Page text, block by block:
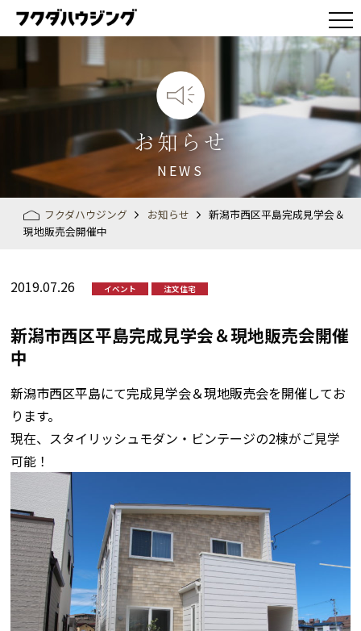
お知らせ
NEWS
フクダハウジング お知らせ
新潟市西区平島完成見学会＆
現地販売会開催中
2019.07.26 イベント 注文住宅
新潟市西区平島完成見学会＆現地販売会開催
中
新潟市西区平島にて完成見学会＆現地販売会を開催してお
ります。
現在、スタイリッシュモダン・ビンテージの2棟がご見学
可能！